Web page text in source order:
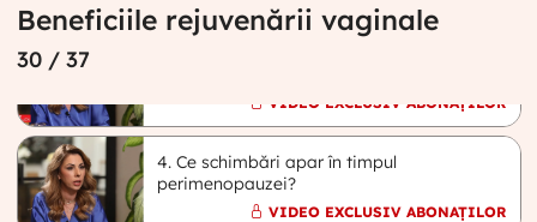
Beneficiile rejuvenării vaginale
30/ 37
VIDEO EXCLUSIV ABONAȚILOR
4. Ce schimbări apar în timpul
perimenopauzei?
VIDEO EXCLUSIV ABONAȚILOR